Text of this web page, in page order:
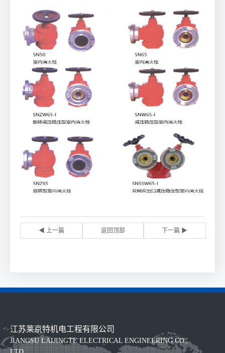
◀ 上一篇 返回顶部 下一篇 ▶
江苏莱京特机电工程有限公司
JIANGSU LAIJINGTE ELECTRICAL ENGINEERING CO.,
LTD.